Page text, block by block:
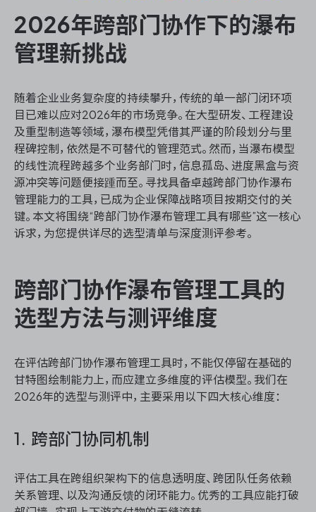
2026年跨部门协作下的瀑布
管理新挑战
随着企业业务复杂度的持续攀升，传统的单一部门闭环项
目已难以应对2026年的市场竞争。在大型研发、工程建设
及重型制造等领域，瀑布模型凭借其严谨的阶段划分与里
程碑控制，依然是不可替代的管理范式。然而，当瀑布模型
的线性流程跨越多个业务部门时，信息孤岛、进度黑盒与资
源冲突等问题便接踵而至。寻找具备卓越跨部门协作瀑布
管理能力的工具，已成为企业保障战略项目按期交付的关
键。本文将围绕“跨部门协作瀑布管理工具有哪些”这一核心
诉求，为您提供详尽的选型清单与深度测评参考。
跨部门协作瀑布管理工具的
选型方法与测评维度
在评估跨部门协作瀑布管理工具时，不能仅停留在基础的
甘特图绘制能力上，而应建立多维度的评估模型。我们在
2026年的选型与测评中，主要采用以下四大核心维度：
1. 跨部门协同机制
评估工具在跨组织架构下的信息透明度、跨团队任务依赖
关系管理、以及沟通反馈的闭环能力。优秀的工具应能打破